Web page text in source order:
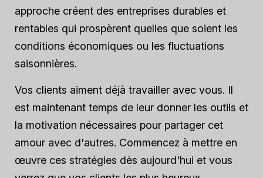
approche créent des entreprises durables et
rentables qui prospèrent quelles que soient les
conditions économiques ou les fluctuations
saisonnières.
Vos clients aiment déjà travailler avec vous. Il
est maintenant temps de leur donner les outils et
la motivation nécessaires pour partager cet
amour avec d'autres. Commencez à mettre en
œuvre ces stratégies dès aujourd'hui et vous